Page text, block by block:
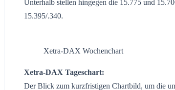
Unterhalb stellen hingegen die 15.775 und
15.395/.340.
Xetra-DAX Wochenchart
Xetra-DAX Tageschart:
Der Blick zum kurzfristigen Chartbild, um die